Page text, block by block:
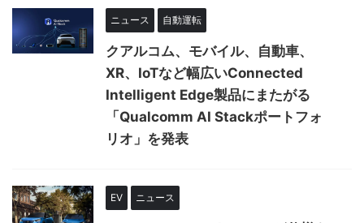
ニュース 自動運転
クアルコム、モバイル、自動車、
XR、IoTなど幅広いConnected
Intelligent Edge製品にまたがる
「Qualcomm AI Stackポートフォ
リオ」を発表
EV ニュース